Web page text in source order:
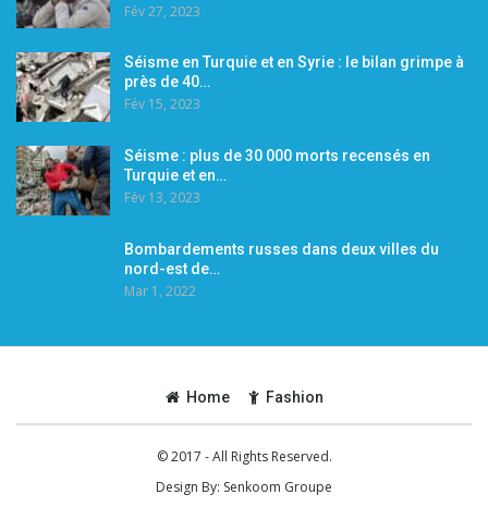
Fév 27, 2023
Séisme en Turquie et en Syrie : le bilan grimpe à
près de 40…
Fév 15, 2023
Séisme : plus de 30 000 morts recensés en
Turquie et en…
Fév 13, 2023
Bombardements russes dans deux villes du
nord-est de…
Mar 1, 2022
Home Fashion
© 2017 - All Rights Reserved.
Design By: Senkoom Groupe